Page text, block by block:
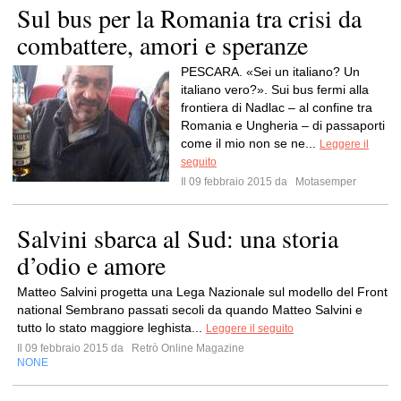
Sul bus per la Romania tra crisi da
combattere, amori e speranze
PESCARA. «Sei un italiano? Un
italiano vero?». Sui bus fermi alla
frontiera di Nadlac – al confine tra
Romania e Ungheria – di passaporti
come il mio non se ne...
Leggere il
seguito
Il 09 febbraio 2015 da
Motasemper
Salvini sbarca al Sud: una storia
d’odio e amore
Matteo Salvini progetta una Lega Nazionale sul modello del Front
national Sembrano passati secoli da quando Matteo Salvini e
tutto lo stato maggiore leghista...
Leggere il seguito
Il 09 febbraio 2015 da
Retrò Online Magazine
NONE